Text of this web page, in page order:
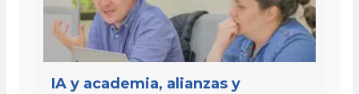
IA y academia, alianzas y